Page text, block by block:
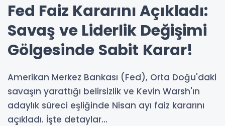
Fed Faiz Kararını Açıkladı:
Savaş ve Liderlik Değişimi
Gölgesinde Sabit Karar!
Amerikan Merkez Bankası (Fed), Orta Doğu'daki
savaşın yarattığı belirsizlik ve Kevin Warsh'ın
adaylık süreci eşliğinde Nisan ayı faiz kararını
açıkladı. İşte detaylar...